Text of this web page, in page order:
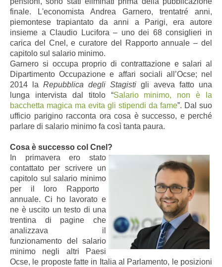
finale. L'economista Andrea Garnero, trentatré anni,
piemontese trapiantato da anni a Parigi, era autore
insieme a Claudio Lucifora – uno dei 68 consiglieri in
carica del Cnel, e curatore del Rapporto annuale – del
capitolo sul salario minimo.
Garnero si occupa proprio di contrattazione e salari al
Dipartimento Occupazione e affari sociali all’Ocse; nel
2014 la Repubblica degli Stagisti gli aveva fatto una
lunga intervista dal titolo “Salario minimo, non è la
bacchetta magica ma evita gli stipendi da fame”. Dal suo
ufficio parigino racconta ora cosa è successo, e perché
parlare di salario minimo fa così tanta paura.
Cosa è successo col Cnel?
In primavera ero stato
contattato per scrivere un
capitolo sul salario minimo
per il loro Rapporto
annuale. Ci ho lavorato e
ne è uscito un testo di una
trentina di pagine che
analizzava il
funzionamento del salario
minimo negli altri Paesi
Ocse, le proposte fatte in Italia al Parlamento, le posizioni